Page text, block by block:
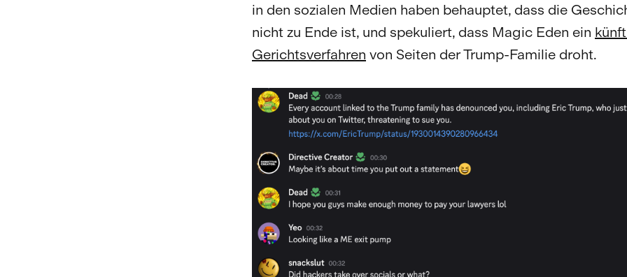
in den sozialen Medien haben behauptet, dass die
nicht zu Ende ist, und spekuliert, dass Magic Eden ein
Gerichtsverfahren von Seiten der Trump-Familie droht.